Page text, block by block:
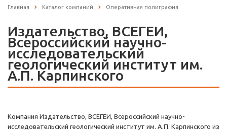
Главная Каталог компаний Оперативная полиграфия
Издательство, ВСЕГЕИ,
Всероссийский научно-
исследовательский
геологический институт им.
А.П. Карпинского
Компания Издательство, ВСЕГЕИ, Всероссийский научно-
исследовательский геологический институт им. А.П. Карпинского из